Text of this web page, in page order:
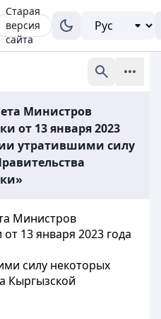
Старая
версия
сайта
Министров
от 13 января 2023
утратившими силу
Министров
13 января 2023 года
силу некоторых
Кыргызской